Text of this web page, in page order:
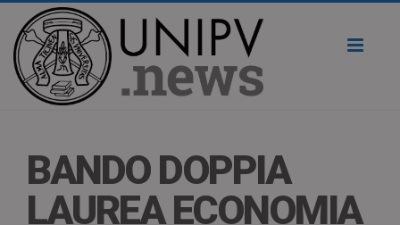
BANDO DOPPIA
LAUREA ECONOMIA